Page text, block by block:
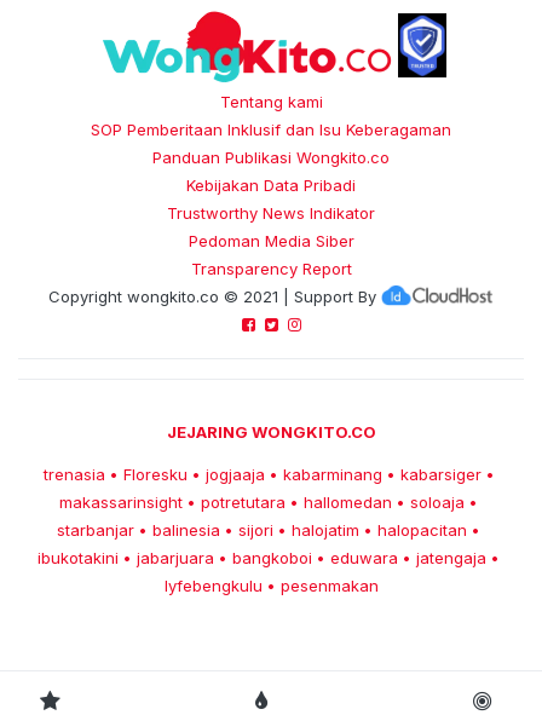
Tentang kami
SOP Pemberitaan Inklusif dan Isu Keberagaman
Panduan Publikasi Wongkito.co
Kebijakan Data Pribadi
Trustworthy News Indikator
Pedoman Media Siber
Transparency Report
Copyright wongkito.co © 2021 | Support By
JEJARING WONGKITO.CO
trenasia • Floresku • jogjaaja • kabarminang • kabarsiger •
makassarinsight • potretutara • hallomedan • soloaja •
starbanjar • balinesia • sijori • halojatim • halopacitan •
ibukotakini • jabarjuara • bangkoboi • eduwara • jatengaja •
lyfebengkulu • pesenmakan